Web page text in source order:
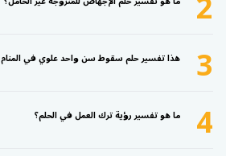
3 هذا تفسير حلم سقوط سن واحد علوي في المنام
4 ما هو تفسير رؤية ترك العمل في الحلم؟